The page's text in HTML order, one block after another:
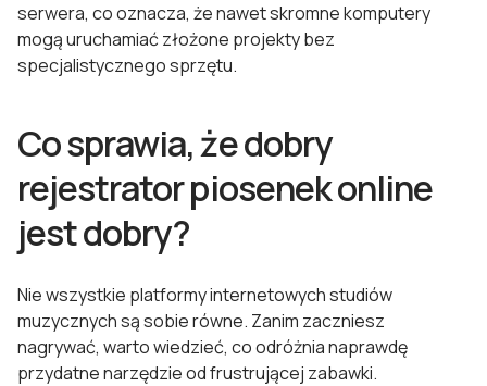
serwera, co oznacza, że nawet skromne komputery
mogą uruchamiać złożone projekty bez
specjalistycznego sprzętu.
Co sprawia, że dobry
rejestrator piosenek online
jest dobry?
Nie wszystkie platformy internetowych studiów
muzycznych są sobie równe. Zanim zaczniesz
nagrywać, warto wiedzieć, co odróżnia naprawdę
przydatne narzędzie od frustrującej zabawki.